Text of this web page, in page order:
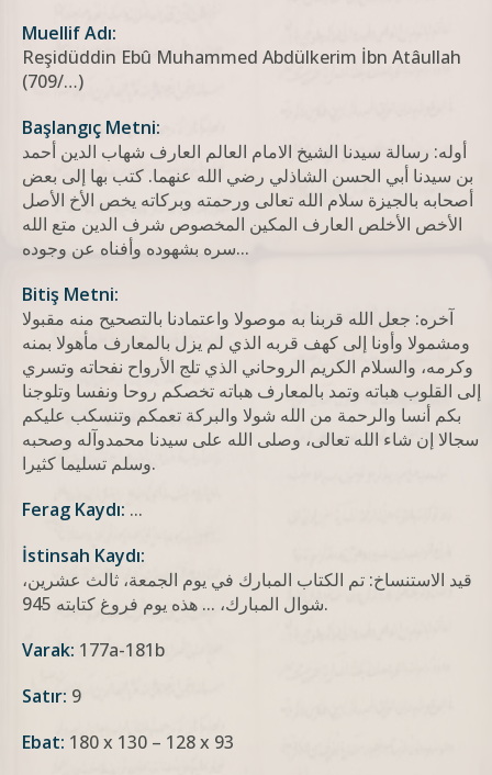
Muellif Adı:
Reşidüddin Ebû Muhammed Abdülkerim İbn Atâullah
(709/…)
Başlangıç Metni:
أوله: رسالة سیدنا الشیخ الامام العالم العارف شهاب الدین أحمد
بن سیدنا أبي الحسن الشاذلي رضي الله عنهما. کتب بها إلی بعض
أصحابه بالجیزة سلام الله تعالی ورحمته وبرکاته یخص الأخ الأصل
الأخص الأخلص العارف المکین المخصوص شرف الدین متع الله
سره بشهوده وأفناه عن وجوده...
Bitiş Metni:
آخره: جعل الله قربنا به موصولا واعتمادنا بالتصحيح منه مقبولا
ومشمولا وأونا إلى كهف قربه الذي لم يزل بالمعارف مأهولا بمنه
وكرمه، والسلام الكريم الروحاني الذي تلج الأرواح نفحاته وتسري
إلى القلوب هباته وتمد بالمعارف هباته تخصكم روحا ونفسا وتلوجنا
بكم أنسا والرحمة من الله شولا والبركة تعمكم وتنسكب عليكم
سجالا إن شاء الله تعالى، وصلى الله على سيدنا محمدوآله وصحبه
وسلم تسليما كثيرا.
Ferag Kaydı: ...
İstinsah Kaydı:
قيد الاستنساخ: تم الكتاب المبارك في يوم الجمعة، ثالث عشرين،
شوال المبارك، ... هذه يوم فروغ كتابته 945.
Varak: 177a-181b
Satır: 9
Ebat: 180 x 130 – 128 x 93